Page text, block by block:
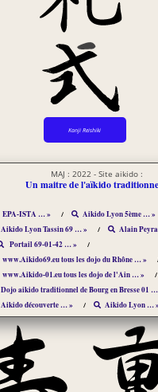
Kanji Reishiki
MAJ : 2022 - Site aikido :
Un maitre de l'aïkido
EPA-ISTA … »
Aikido Lyon 5ème … »
Aikido Lyon Tassin 69 … »
Alain
Portail 69-01-42 … »
www.Aikido69.eu tous les dojo du Rhône … »
www.Aikido-01.eu tous les dojo de l'Ain … »
Dojo aikido traditionnel de Bourg en Bresse 01
Aikido découverte … »
Aikido Lyon … »